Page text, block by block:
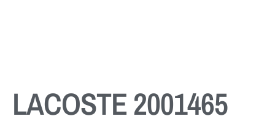
LACOSTE 2001465